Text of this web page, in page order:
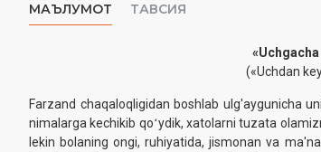
МАЪЛУМОТ ТАВСИЯ
(«Uchdan
Farzand chaqaloqligidan boshlab ulg'aygunicha
nimalarga kechikib qoʻydik, xatolarni tuzata
lekin bolaning ongi, ruhiyatida, jismonan va